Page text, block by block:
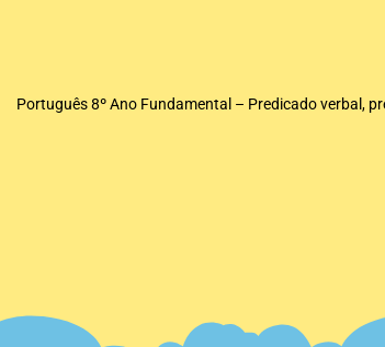
Português 8º Ano Fundamental – Predicado verbal,